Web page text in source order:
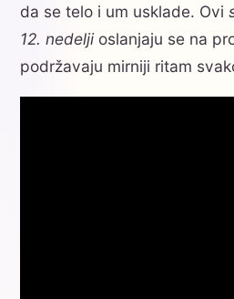
da se telo i um usklade. Ovi
12. nedelji oslanjaju se na
podržavaju mirniji ritam